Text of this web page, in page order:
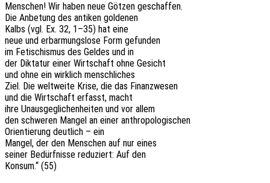
Menschen! Wir haben neue Götzen geschaffen.
Die Anbe­tung des anti­ken goldenen
Kalbs (vgl. Ex. 32, 1–35) hat eine
neue und erbar­mungs­lo­se Form gefunden
im Feti­schis­mus des Geldes und in
der Dikta­tur einer Wirt­schaft ohne Gesicht
und ohne ein wirk­lich menschliches
Ziel. Die welt­wei­te Krise, die das Finanzwesen
und die Wirt­schaft erfasst, macht
ihre Unaus­ge­gli­chen­hei­ten und vor allem
den schwe­ren Mangel an einer anthropologischen
Orien­tie­rung deut­lich – ein
Mangel, der den Menschen auf nur eines
seiner Bedürf­nis­se redu­ziert: Auf den
Konsum.“ (55)